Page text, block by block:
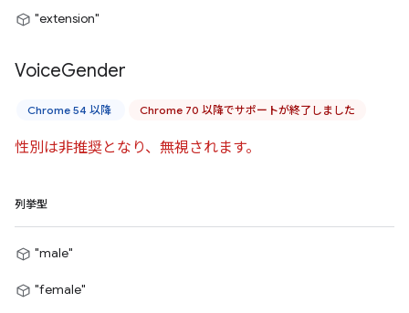
"extension"
VoiceGender
Chrome 54 以降 Chrome 70 以降でサポートが終了しました
性別は非推奨となり、無視されます。
列挙型
"male"
"female"